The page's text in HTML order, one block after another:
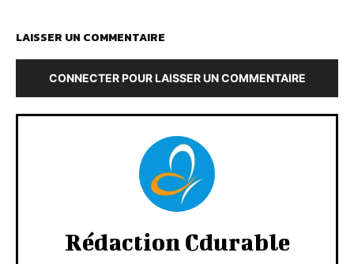
LAISSER UN COMMENTAIRE
CONNECTER POUR LAISSER UN COMMENTAIRE
Rédaction Cdurable